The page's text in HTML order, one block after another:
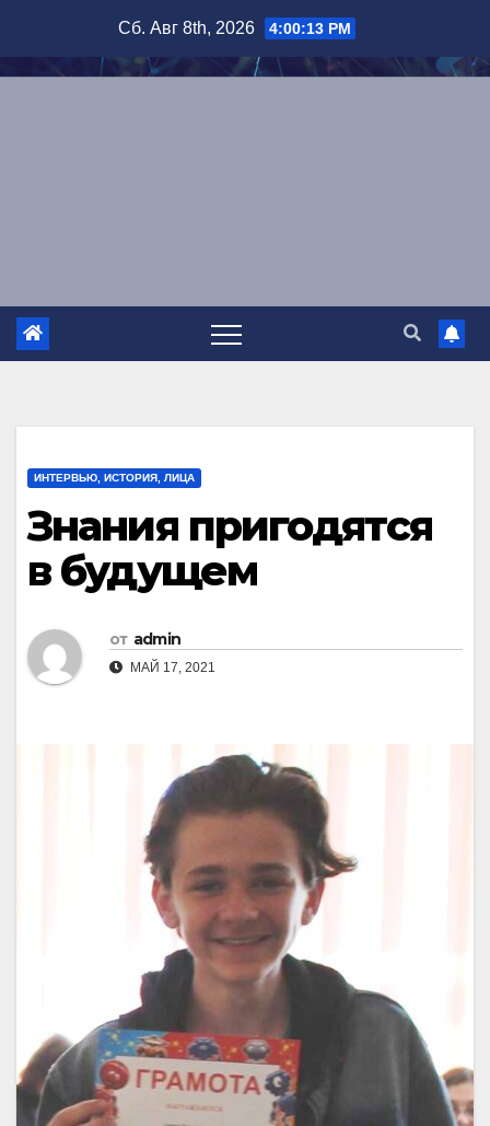
содержимому
Сб. Авг 8th, 2026 4:00:14 PM
ИНТЕРВЬЮ, ИСТОРИЯ, ЛИЦА
Знания пригодятся
в будущем
от admin
МАЙ 17, 2021